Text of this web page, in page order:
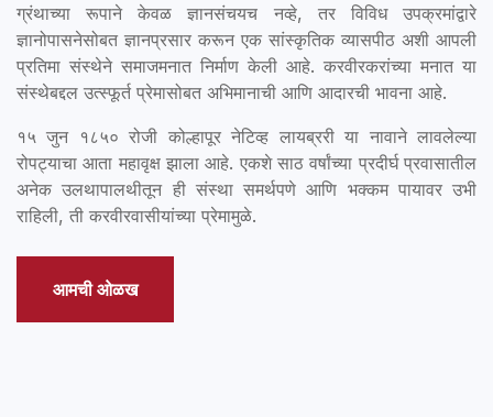
ग्रंथाच्या रूपाने केवळ ज्ञानसंचयच नव्हे, तर विविध उपक्रमांद्वारे
ज्ञानोपासनेसोबत ज्ञानप्रसार करून एक सांस्कृतिक व्यासपीठ अशी आपली
प्रतिमा संस्थेने समाजमनात निर्माण केली आहे. करवीरकरांच्या मनात या
संस्थेबद्दल उत्स्फूर्त प्रेमासोबत अभिमानाची आणि आदारची भावना आहे.
१५ जुन १८५० रोजी कोल्हापूर नेटिव्ह लायब्ररी या नावाने लावलेल्या
रोपट्याचा आता महावृक्ष झाला आहे. एकशे साठ वर्षांच्या प्रदीर्घ प्रवासातील
अनेक उलथापालथीतून ही संस्था समर्थपणे आणि भक्कम पायावर उभी
राहिली, ती करवीरवासीयांच्या प्रेमामुळे.
आमची ओळख